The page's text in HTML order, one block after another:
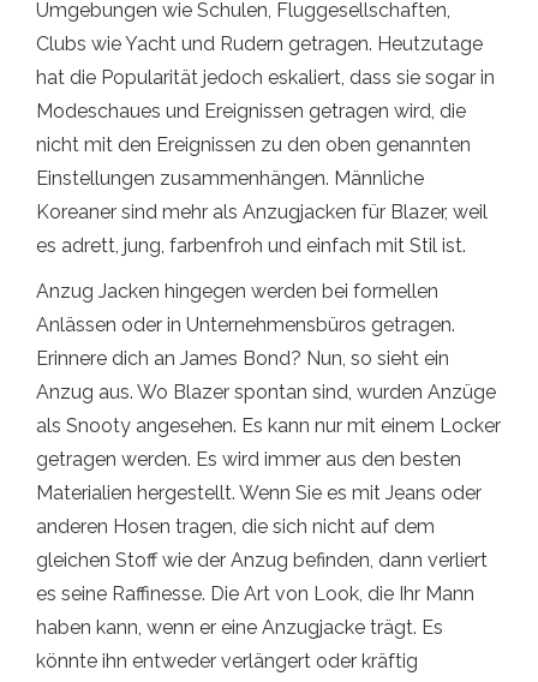
Umgebungen wie Schulen, Fluggesellschaften,
Clubs wie Yacht und Rudern getragen. Heutzutage
hat die Popularität jedoch eskaliert, dass sie sogar in
Modeschaues und Ereignissen getragen wird, die
nicht mit den Ereignissen zu den oben genannten
Einstellungen zusammenhängen. Männliche
Koreaner sind mehr als Anzugjacken für Blazer, weil
es adrett, jung, farbenfroh und einfach mit Stil ist.
Anzug Jacken hingegen werden bei formellen
Anlässen oder in Unternehmensbüros getragen.
Erinnere dich an James Bond? Nun, so sieht ein
Anzug aus. Wo Blazer spontan sind, wurden Anzüge
als Snooty angesehen. Es kann nur mit einem Locker
getragen werden. Es wird immer aus den besten
Materialien hergestellt. Wenn Sie es mit Jeans oder
anderen Hosen tragen, die sich nicht auf dem
gleichen Stoff wie der Anzug befinden, dann verliert
es seine Raffinesse. Die Art von Look, die Ihr Mann
haben kann, wenn er eine Anzugjacke trägt. Es
könnte ihn entweder verlängert oder kräftig